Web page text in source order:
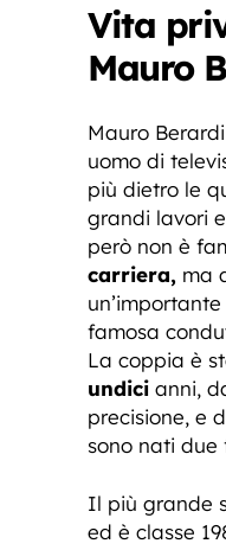
Vita
Mauro
Mauro
uomo di
più dietro le
grandi lavori
però non è
carriera, ma
famosa
La coppia è
undici anni,
precisione, e
sono nati due
Il più grande
ed è classe